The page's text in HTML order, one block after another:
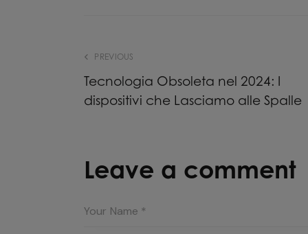
PREVIOUS
Tecnologia Obsoleta nel 2024: I
dispositivi che Lasciamo alle Spalle
Leave a comment